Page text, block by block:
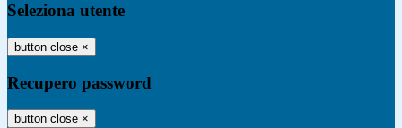
Seleziona utente
button close ×
Recupero password
button close ×